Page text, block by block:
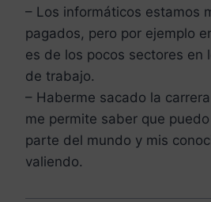
– Los informáticos estamos
pagados, pero por ejemplo
es de los pocos sectores en
de trabajo.
– Haberme sacado la
me permite saber que
parte del mundo y mis
valiendo.